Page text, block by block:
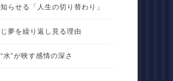
らせる「人生の切り替わり」
夢を繰り返し見る理由
水”が映す感情の深さ